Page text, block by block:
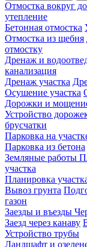
Отмостка вокруг
утепление
Бетонная отмостка
Отмостка из щебня
отмостку
Дренаж и
канализация
Дренаж участка
Осушение участка
Дорожки и
Устройство
брусчатки
Парковка на
Парковка из бетона
Земляные работы
участка
Планировка
Вывоз грунта
газон
Заезды и въезды
Заезд через канаву
Устройство трубы
Ландшафт и